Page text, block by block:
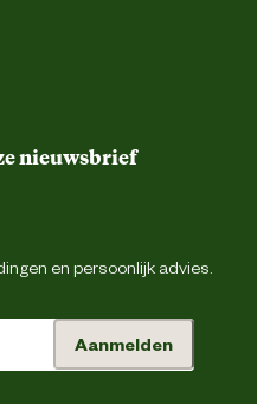
nieuwsbrief
en persoonlijk advies.
Aanmelden